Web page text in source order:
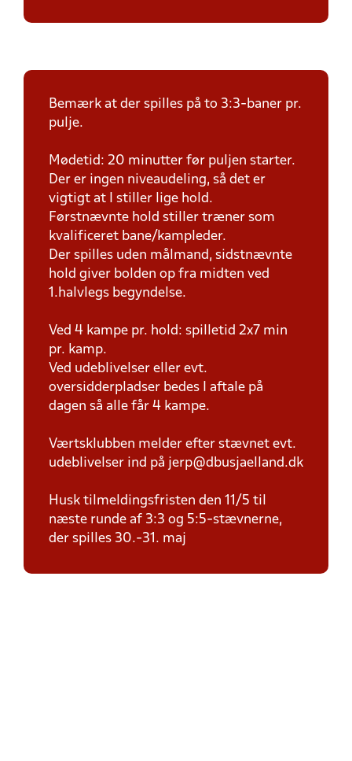
Bemærk at der spilles på to 3:3-baner pr.
pulje.
Mødetid: 20 minutter før puljen starter.
Der er ingen niveaudeling, så det er
vigtigt at I stiller lige hold.
Førstnævnte hold stiller træner som
kvalificeret bane/kampleder.
Der spilles uden målmand, sidstnævnte
hold giver bolden op fra midten ved
1.halvlegs begyndelse.
Ved 4 kampe pr. hold: spilletid 2x7 min
pr. kamp.
Ved udeblivelser eller evt.
oversidderpladser bedes I aftale på
dagen så alle får 4 kampe.
Værtsklubben melder efter stævnet evt.
udeblivelser ind på jerp@dbusjaelland.dk
Husk tilmeldingsfristen den 11/5 til
næste runde af 3:3 og 5:5-stævnerne,
der spilles 30.-31. maj